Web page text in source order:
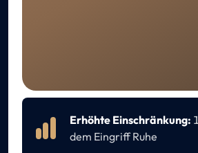
Erhöhte Einschränkung:
dem Eingriff Ruhe